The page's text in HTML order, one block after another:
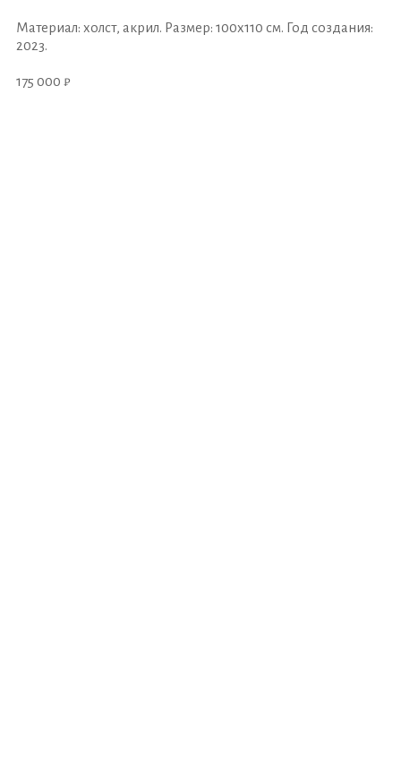
Материал: холст, акрил. Размер: 100х110 см. Год создания:
2023.
175 000 ₽